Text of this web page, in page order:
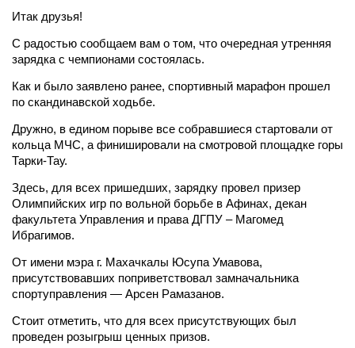
Итак друзья!
С радостью сообщаем вам о том, что очередная утренняя
зарядка с чемпионами состоялась.
Как и было заявлено ранее, спортивный марафон прошел
по скандинавской ходьбе.
Дружно, в едином порыве все собравшиеся стартовали от
кольца МЧС, а финишировали на смотровой площадке горы
Тарки-Тау.
Здесь, для всех пришедших, зарядку провел призер
Олимпийских игр по вольной борьбе в Афинах, декан
факультета Управления и права ДГПУ – Магомед
Ибрагимов.
От имени мэра г. Махачкалы Юсупа Умавова,
присутствовавших поприветствовал замначальника
спортуправления — Арсен Рамазанов.
Стоит отметить, что для всех присутствующих был
проведен розыгрыш ценных призов.